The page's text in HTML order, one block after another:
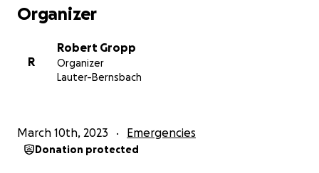
Schmerz noch die Trauer lindern, aber den Weg für
Constanze und ihre beiden Liebsten etwas
erleichtern.
Von Herzen nehmen wir Abschied - Lieber Eric - wir
Ruhe in Frieden ️
Organizer
R
Robert Gropp
Organizer
Lauter-Bernsbach
March 10th, 2023 Emergencies
Donation protected